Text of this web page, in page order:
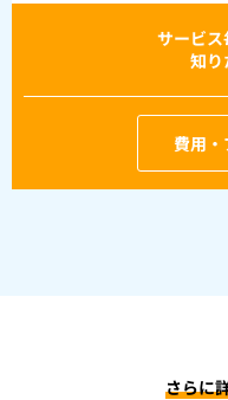
サービ
知り
費用
さらに